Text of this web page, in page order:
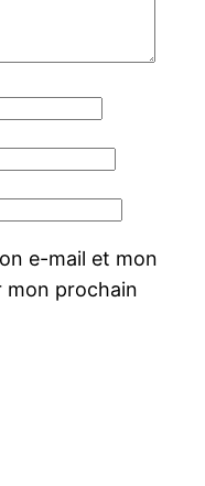
e-mail et mon
mon prochain